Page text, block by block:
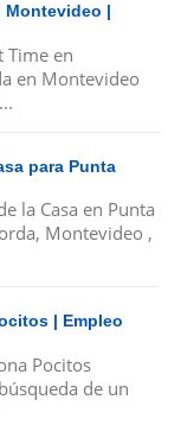
Montevideo |
Time en
en Montevideo
para Punta
la Casa en Punta
Montevideo ,
| Empleo
Pocitos
de un